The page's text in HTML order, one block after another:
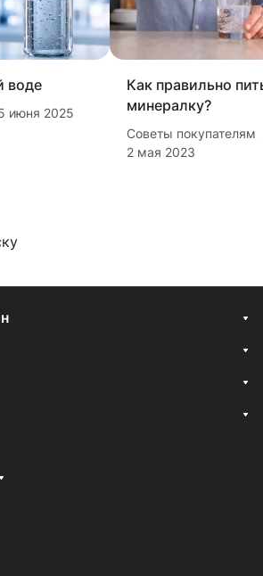
воде
июня 2025
Как правильно
минералку?
Советы покупателям
2 мая 2023